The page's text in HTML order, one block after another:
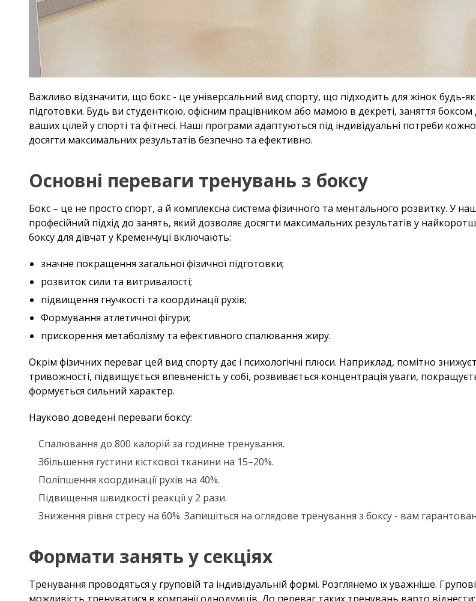
Важливо відзначити, що бокс - це універсальний вид спорту, що підходить для жінок будь-
підготовки. Будь ви студенткою, офісним працівником або мамою в декреті, заняття
ваших цілей у спорті та фітнесі. Наші програми адаптуються під індивідуальні потреби
досягти максимальних результатів безпечно та ефективно.
Основні переваги тренувань з боксу
Бокс – це не просто спорт, а й комплексна система фізичного та ментального розвитку. У
професійний підхід до занять, який дозволяє досягти максимальних результатів у
боксу для дівчат у Кременчуці включають:
значне покращення загальної фізичної підготовки;
розвиток сили та витривалості;
підвищення гнучкості та координації рухів;
Формування атлетичної фігури;
прискорення метаболізму та ефективного спалювання жиру.
Окрім фізичних переваг цей вид спорту дає і психологічні плюси. Наприклад, помітно
тривожності, підвищується впевненість у собі, розвивається концентрація уваги,
формується сильний характер.
Науково доведені переваги боксу:
Спалювання до 800 калорій за годинне тренування.
Збільшення густини кісткової тканини на 15–20%.
Поліпшення координації рухів на 40%.
Підвищення швидкості реакції у 2 рази.
Зниження рівня стресу на 60%. Запишіться на оглядове тренування з боксу - вам
Формати занять у секціях
Тренування проводяться у груповій та індивідуальній формі. Розглянемо їх уважніше.